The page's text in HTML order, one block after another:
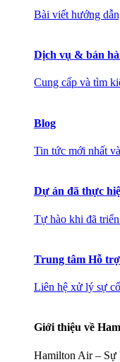
Bài viết hướng
Dịch vụ & bán
Cung cấp và tìm
Blog
Tin tức mới nhất
Dự án đã thực
Tự hào khi đã
Trung tâm Hỗ trợ
Liên hệ xử lý sự
Giới thiệu về
Hamilton Air – Sự